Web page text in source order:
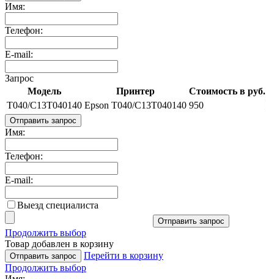
Имя:
Телефон:
E-mail:
Запрос
Модель
Принтер Стоимость в руб.
T040/C13T040140 Epson T040/C13T040140 950
Отправить запрос
Имя:
Телефон:
E-mail:
Выезд специалиста
Отправить запрос
Продолжить выбор
Товар добавлен в корзину
Отправить запрос
Перейти в корзину
Продолжить выбор